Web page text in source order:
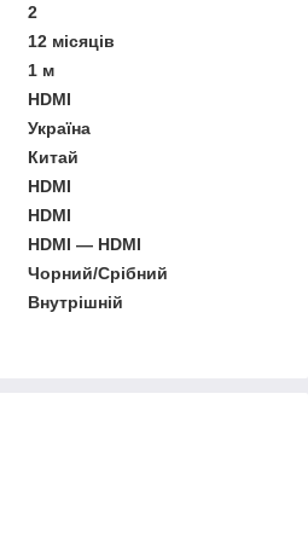
2
12 місяців
1 м
HDMI
Україна
Китай
HDMI
HDMI
HDMI — HDMI
Чорний/Срібний
Внутрішній